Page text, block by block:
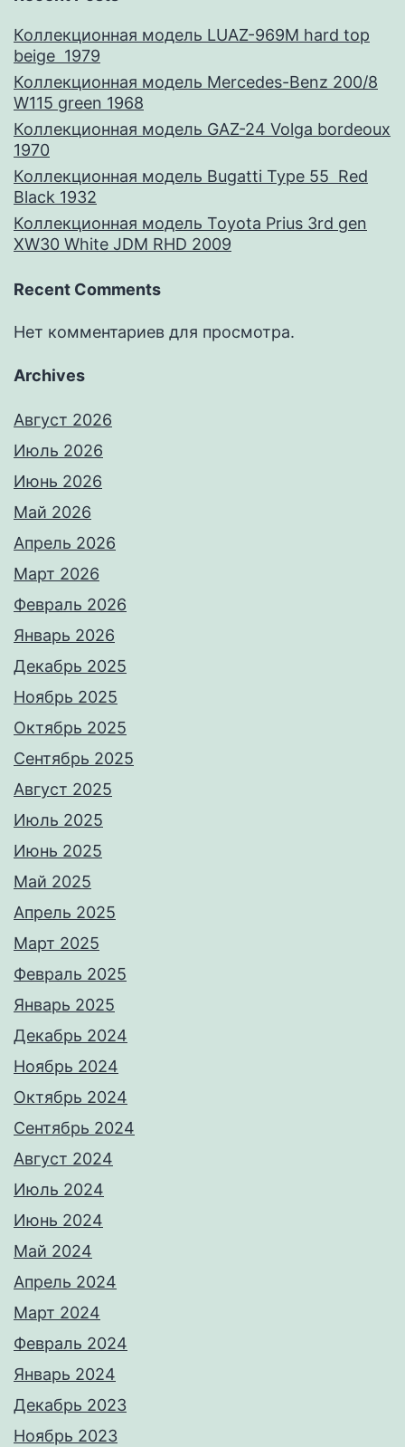
Коллекционная модель LUAZ-969M hard top
beige 1979
Коллекционная модель Mercedes-Benz 200/8
W115 green 1968
Коллекционная модель GAZ-24 Volga bordeoux
1970
Коллекционная модель Bugatti Type 55 Red
Black 1932
Коллекционная модель Toyota Prius 3rd gen
XW30 White JDM RHD 2009
Recent Comments
Нет комментариев для просмотра.
Archives
Август 2026
Июль 2026
Июнь 2026
Май 2026
Апрель 2026
Март 2026
Февраль 2026
Январь 2026
Декабрь 2025
Ноябрь 2025
Октябрь 2025
Сентябрь 2025
Август 2025
Июль 2025
Июнь 2025
Май 2025
Апрель 2025
Март 2025
Февраль 2025
Январь 2025
Декабрь 2024
Ноябрь 2024
Октябрь 2024
Сентябрь 2024
Август 2024
Июль 2024
Июнь 2024
Май 2024
Апрель 2024
Март 2024
Февраль 2024
Январь 2024
Декабрь 2023
Ноябрь 2023